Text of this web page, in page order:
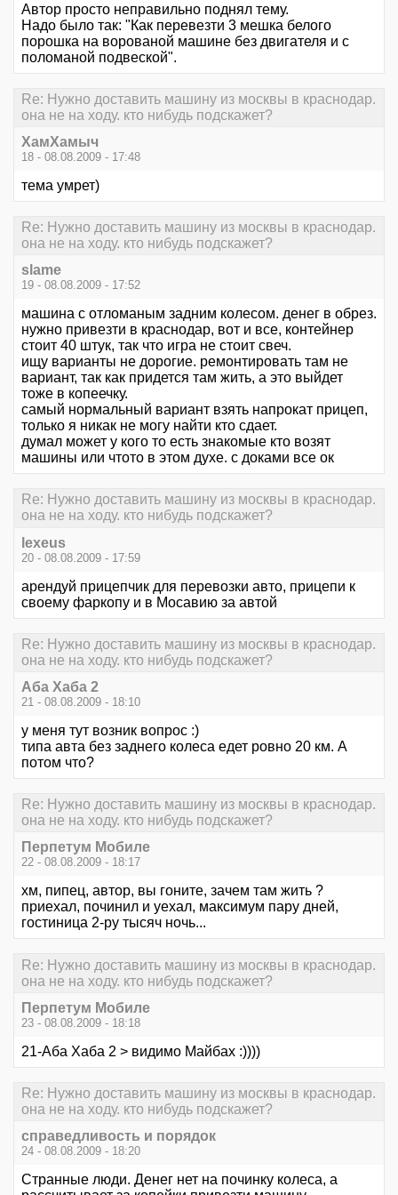
Автор просто неправильно поднял тему.
Надо было так: "Как перевезти 3 мешка белого
порошка на ворованой машине без двигателя и с
поломаной подвеской".
Re: Нужно доставить машину из москвы в краснодар.
она не на ходу. кто нибудь подскажет?
ХамХамыч
18 - 08.08.2009 - 17:48
тема умрет)
Re: Нужно доставить машину из москвы в краснодар.
она не на ходу. кто нибудь подскажет?
slame
19 - 08.08.2009 - 17:52
машина с отломаным задним колесом. денег в обрез.
нужно привезти в краснодар, вот и все, контейнер
стоит 40 штук, так что игра не стоит свеч.
ищу варианты не дорогие. ремонтировать там не
вариант, так как придется там жить, а это выйдет
тоже в копеечку.
самый нормальный вариант взять напрокат прицеп,
только я никак не могу найти кто сдает.
думал может у кого то есть знакомые кто возят
машины или чтото в этом духе. с доками все ок
Re: Нужно доставить машину из москвы в краснодар.
она не на ходу. кто нибудь подскажет?
lexeus
20 - 08.08.2009 - 17:59
арендуй прицепчик для перевозки авто, прицепи к
своему фаркопу и в Мосавию за автой
Re: Нужно доставить машину из москвы в краснодар.
она не на ходу. кто нибудь подскажет?
Аба Хаба 2
21 - 08.08.2009 - 18:10
у меня тут возник вопрос :)
типа авта без заднего колеса едет ровно 20 км. А
потом что?
Re: Нужно доставить машину из москвы в краснодар.
она не на ходу. кто нибудь подскажет?
Перпетум Мобиле
22 - 08.08.2009 - 18:17
хм, пипец, автор, вы гоните, зачем там жить ?
приехал, починил и уехал, максимум пару дней,
гостиница 2-ру тысяч ночь...
Re: Нужно доставить машину из москвы в краснодар.
она не на ходу. кто нибудь подскажет?
Перпетум Мобиле
23 - 08.08.2009 - 18:18
21-Аба Хаба 2 > видимо Майбах :))))
Re: Нужно доставить машину из москвы в краснодар.
она не на ходу. кто нибудь подскажет?
справедливость и порядок
24 - 08.08.2009 - 18:20
Странные люди. Денег нет на починку колеса, а